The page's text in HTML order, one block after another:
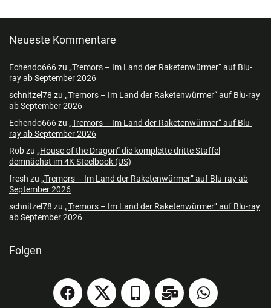
Neueste Kommentare
Echendo666zu „Tremors – Im Land der Raketenwürmer“ auf Blu-
ray ab September 2026
schnitzel78 zu „Tremors – Im Land der Raketenwürmer“ auf Blu-ray
ab September 2026
Echendo666zu „Tremors – Im Land der Raketenwürmer“ auf Blu-
ray ab September 2026
Robzu „House of the Dragon“ die komplette dritte Staffel
demnächst im 4K Steelbook (US)
fresh zu „Tremors – Im Land der Raketenwürmer“ auf Blu-ray ab
September 2026
schnitzel78 zu „Tremors – Im Land der Raketenwürmer“ auf Blu-ray
ab September 2026
Folgen